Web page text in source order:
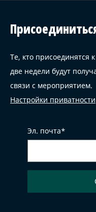
Те, кто присоединятся
две недели будут
связи с мероприятием.
Настройки приватности
Эл. почта